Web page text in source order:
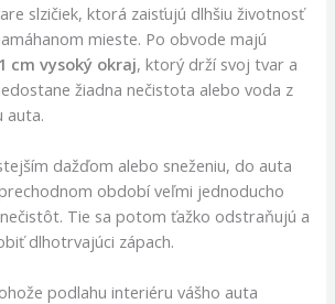
slzičiek, ktorá zaisťujú dlhšiu životnosť
mieste. Po obvode majú
1 cm vysoký okraj, ktorý drží svoj tvar a
žiadna nečistota alebo voda z
auta.
dažďom alebo sneženiu, do auta
období veľmi jednoducho
Tie sa potom ťažko odstraňujú a
dlhotrvajúci zápach.
podlahu interiéru vášho auta